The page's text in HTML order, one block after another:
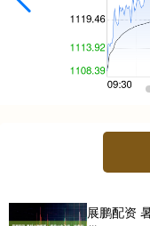
展鹏配资